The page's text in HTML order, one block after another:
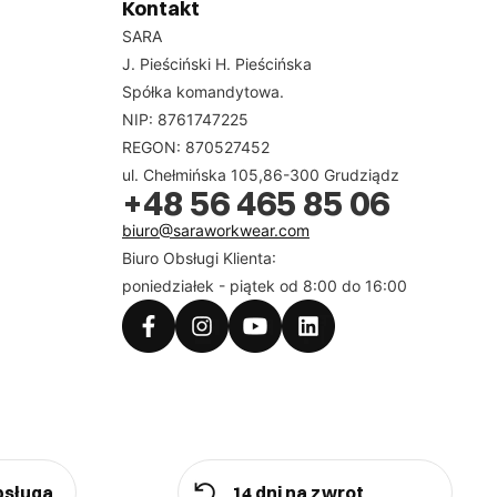
Multi Pro 4 w 1. Użytkownicy pracujący w
właściwości oraz ochronę przed łukiem
– ta linia zapewnia wysoki poziom
widoczności, klasa widzialności 2 oraz taśmy
wizerunek profesjonalizmu i troski o
odzieżą ochronną. Dla użytkownika to
Kontakt
SARA
J. Pieściński H. Pieścińska
Spółka komandytowa.
NIP: 8761747225
REGON: 870527452
ul. Chełmińska 105,86-300 Grudziądz
+48 56 465 85 06
biuro@saraworkwear.com
Biuro Obsługi Klienta:
poniedziałek - piątek od 8:00 do 16:00